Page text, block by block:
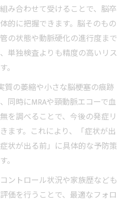
み合わせて受けることで、脳卒
的に把握できます。脳そのもの
の状態や動脈硬化の進行度まで
単独検査よりも精度の高いリス
。
質の萎縮や小さな脳梗塞の痕跡
同時にMRAや頸動脈エコーで血
を調べることで、今後の発症リ
ます。これにより、「症状が出
状が出る前」に具体的な予防策
。
ントロール状況や家族歴なども
価を行うことで、最適なフォロ